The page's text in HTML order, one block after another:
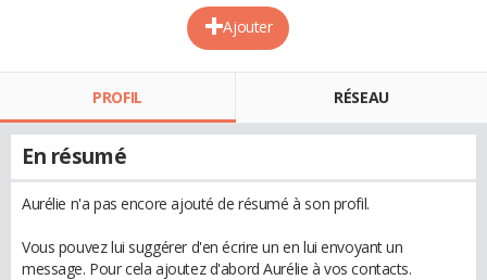
Ajouter
PROFIL RÉSEAU
En résumé
Aurélie n'a pas encore ajouté de résumé à son profil.
Vous pouvez lui suggérer d'en écrire un en lui envoyant un
message. Pour cela ajoutez d'abord Aurélie à vos contacts.